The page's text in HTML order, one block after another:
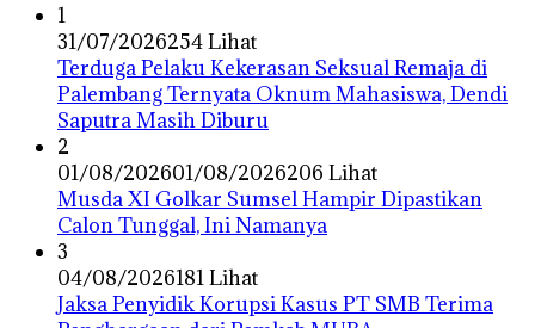
1
31/07/2026254 Lihat
Terduga Pelaku Kekerasan Seksual Remaja di
Palembang Ternyata Oknum Mahasiswa, Dendi
Saputra Masih Diburu
2
01/08/202601/08/2026206 Lihat
Musda XI Golkar Sumsel Hampir Dipastikan
Calon Tunggal, Ini Namanya
3
04/08/2026181 Lihat
Jaksa Penyidik Korupsi Kasus PT SMB Terima